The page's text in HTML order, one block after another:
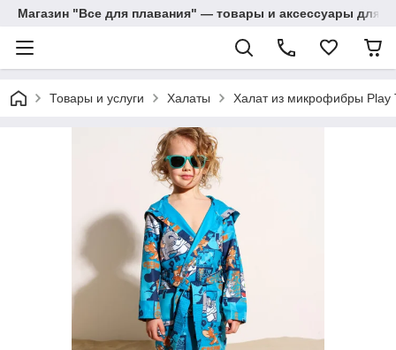
Магазин "Все для плавания" — товары и аксессуары для
Товары и услуги Халаты Халат из микрофибры Play